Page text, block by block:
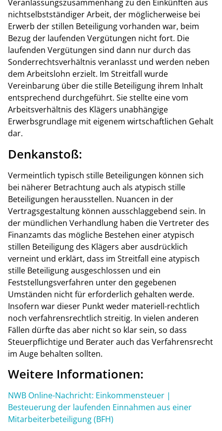
Veranlassungszusammenhang zu den Einkünften aus
nichtselbstständiger Arbeit, der möglicherweise bei
Erwerb der stillen Beteiligung vorhanden war, beim
Bezug der laufenden Vergütungen nicht fort. Die
laufenden Vergütungen sind dann nur durch das
Sonderrechtsverhältnis veranlasst und werden neben
dem Arbeitslohn erzielt. Im Streitfall wurde
Vereinbarung über die stille Beteiligung ihrem Inhalt
entsprechend durchgeführt. Sie stellte eine vom
Arbeitsverhältnis des Klägers unabhängige
Erwerbsgrundlage mit eigenem wirtschaftlichen Gehalt
dar.
Denkanstoß:
Vermeintlich typisch stille Beteiligungen können sich
bei näherer Betrachtung auch als atypisch stille
Beteiligungen herausstellen. Nuancen in der
Vertragsgestaltung können ausschlaggebend sein. In
der mündlichen Verhandlung haben die Vertreter des
Finanzamts das mögliche Bestehen einer atypisch
stillen Beteiligung des Klägers aber ausdrücklich
verneint und erklärt, dass im Streitfall eine atypisch
stille Beteiligung ausgeschlossen und ein
Feststellungsverfahren unter den gegebenen
Umständen nicht für erforderlich gehalten werde.
Insofern war dieser Punkt weder materiell-rechtlich
noch verfahrensrechtlich streitig. In vielen anderen
Fällen dürfte das aber nicht so klar sein, so dass
Steuerpflichtige und Berater auch das Verfahrensrecht
im Auge behalten sollten.
Weitere Informationen:
NWB Online-Nachricht: Einkommensteuer |
Besteuerung der laufenden Einnahmen aus einer
Mitarbeiterbeteiligung (BFH)